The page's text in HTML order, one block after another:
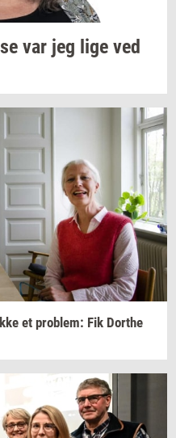
var jeg lige ved
et pro­blem: Fik Dort­he